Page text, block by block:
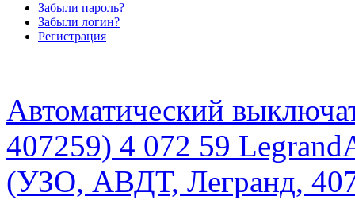
Забыли пароль?
Забыли логин?
Регистрация
Автоматический
407259) 4 072 59 Legrand
(УЗО, АВДТ, Легранд,